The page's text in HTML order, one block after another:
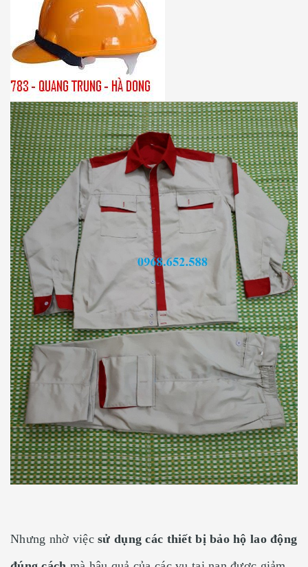
Nhưng nhờ việcsử dụng các thiết bị bảo hộ lao động